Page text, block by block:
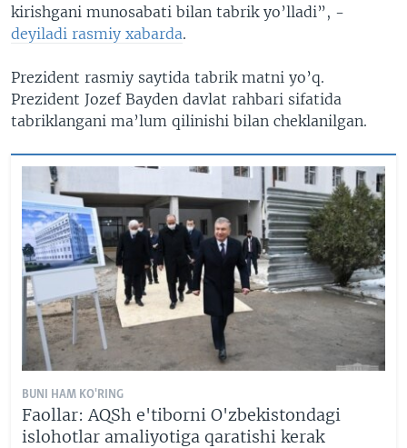
kirishgani munosabati bilan tabrik yo’lladi”, -
deyiladi rasmiy xabarda.
Prezident rasmiy saytida tabrik matni yo’q.
Prezident Jozef Bayden davlat rahbari sifatida
tabriklangani ma’lum qilinishi bilan cheklanilgan.
BUNI HAM KO'RING
Faollar: AQSh e'tiborni O'zbekistondagi
islohotlar amaliyotiga qaratishi kerak